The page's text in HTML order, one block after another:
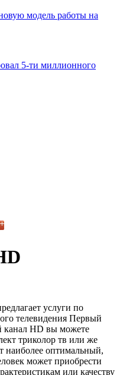
модель работы на
5-ти миллионного
услуги по
телевидения Первый
канал HD вы можете
триколор тв или же
наиболее оптимальный,
может приобрести
или качеству